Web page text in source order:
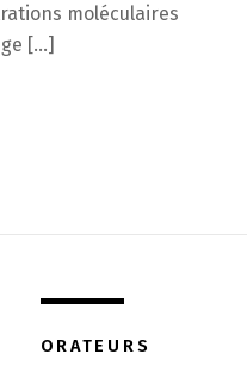
moléculaires
[…]
ORATEURS